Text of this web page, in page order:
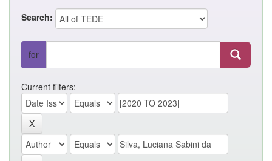
Search:
for
Current filters: